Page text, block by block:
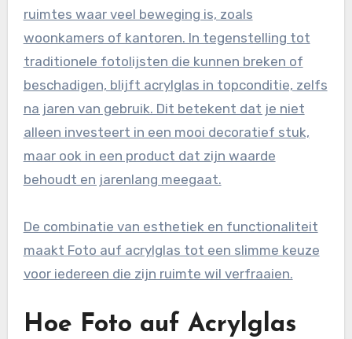
ruimtes waar veel beweging is, zoals
woonkamers of kantoren. In tegenstelling tot
traditionele fotolijsten die kunnen breken of
beschadigen, blijft acrylglas in topconditie, zelfs
na jaren van gebruik. Dit betekent dat je niet
alleen investeert in een mooi decoratief stuk,
maar ook in een product dat zijn waarde
behoudt en jarenlang meegaat.
De combinatie van esthetiek en functionaliteit
maakt Foto auf acrylglas tot een slimme keuze
voor iedereen die zijn ruimte wil verfraaien.
Hoe Foto auf Acrylglas